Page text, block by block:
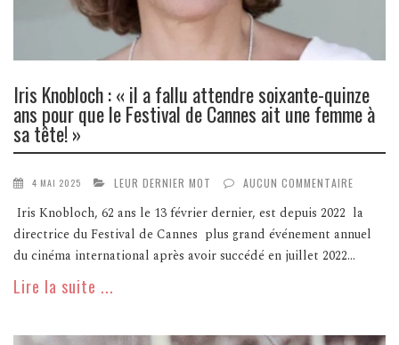
Iris Knobloch : « il a fallu attendre soixante-quinze
ans pour que le Festival de Cannes ait une femme à
sa tête! »
4 MAI 2025 LEUR DERNIER MOT AUCUN COMMENTAIRE
Iris Knobloch, 62 ans le 13 février dernier, est depuis 2022 la
directrice du Festival de Cannes plus grand événement annuel
du cinéma international après avoir succédé en juillet 2022...
Lire la suite ...